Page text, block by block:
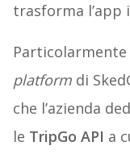
trasforma l’app
platform di
che l’azienda
le TripGo API a